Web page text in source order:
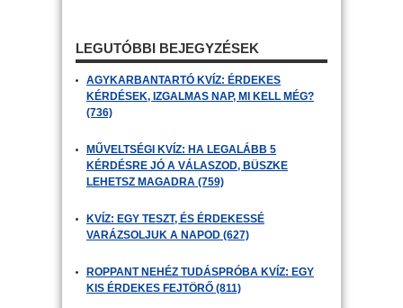
LEGUTÓBBI BEJEGYZÉSEK
AGYKARBANTARTÓ KVÍZ: ÉRDEKES
KÉRDÉSEK, IZGALMAS NAP, MI KELL MÉG?
(736)
MŰVELTSÉGI KVÍZ: HA LEGALÁBB 5
KÉRDÉSRE JÓ A VÁLASZOD, BÜSZKE
LEHETSZ MAGADRA (759)
KVÍZ: EGY TESZT, ÉS ÉRDEKESSÉ
VARÁZSOLJUK A NAPOD (627)
ROPPANT NEHÉZ TUDÁSPRÓBA KVÍZ: EGY
KIS ÉRDEKES FEJTÖRŐ (811)